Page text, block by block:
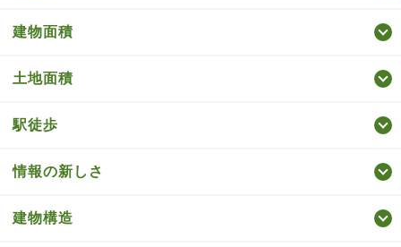
建物面積
土地面積
駅徒歩
情報の新しさ
建物構造